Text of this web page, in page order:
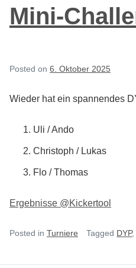
Mini-
Posted on 6. Oktober 2025
Wieder hat ein spannendes
Uli / Ando
Christoph / Lukas
Flo / Thomas
Ergebnisse @Kickertool
Posted in Turniere Tagged DYP,